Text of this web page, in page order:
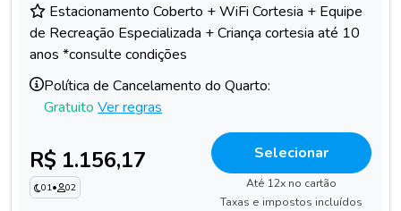
Estacionamento Coberto + WiFi Cortesia + Equipe
de Recreação Especializada + Criança cortesia até 10
anos *consulte condições
Política de Cancelamento do Quarto:
Gratuito Ver regras
R$ 1.156,17
01• 02
Selecionar
Até 12x no cartão
Taxas e impostos incluídos